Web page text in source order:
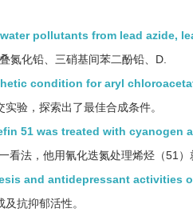
pollutants from lead azide,
氮化铅、三硝基间苯二酚铅、D.
condition for aryl
验，探索出了最佳合成条件。
51 was treated with cyanogen
看法，他用氰化迭氮处理烯烃（51）
and antidepressant activities
抗抑郁活性。